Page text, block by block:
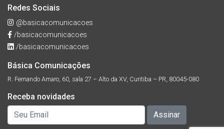
Redes Sociais
@basicacomunicacoes
/basicacomunicacoes
/basicacomunicacoes
Básica Comunicações
R. Fernando Amaro, 60, sala 27 – Alto da XV, Curitiba – PR, 80045-080
Receba novidades